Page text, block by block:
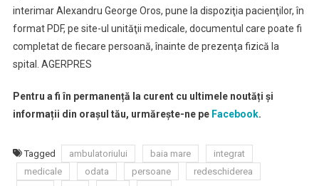
interimar Alexandru George Oros, pune la dispoziţia pacienţilor, în
format PDF, pe site-ul unităţii medicale, documentul care poate fi
completat de fiecare persoană, înainte de prezenţa fizică la
spital. AGERPRES
Pentru a fi în permanență la curent cu ultimele noutăți și
informații din orașul tău, urmărește-ne pe Facebook.
Tagged ambulatoriului baia mare
integrat
medicale
odata persoane
redeschiderea